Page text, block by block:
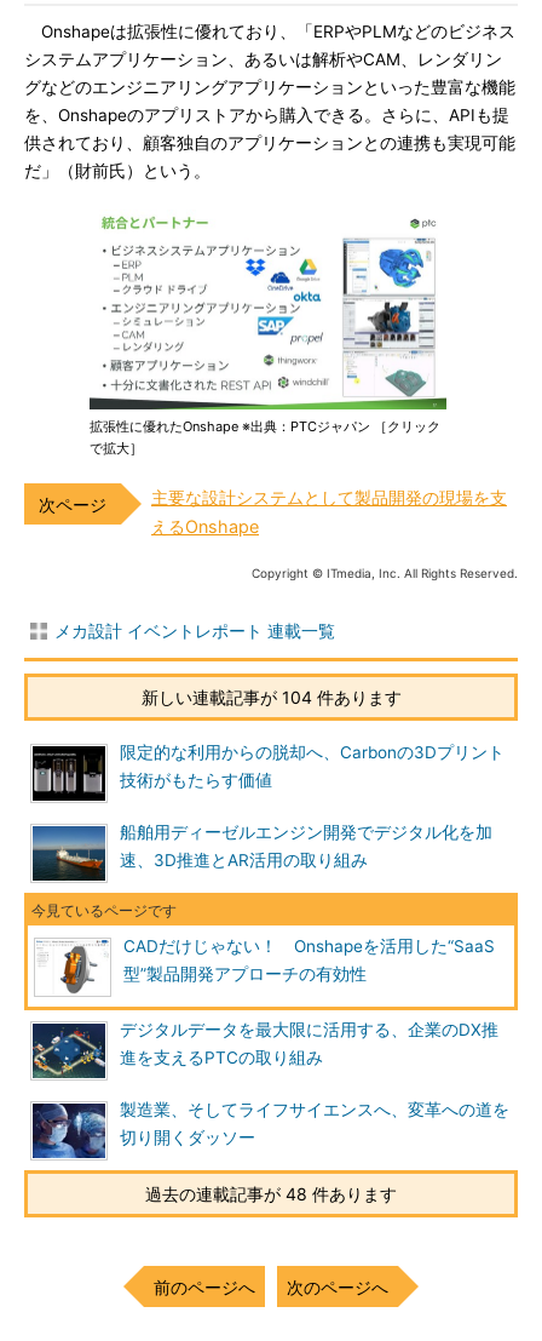
Onshapeは拡張性に優れており、「ERPやPLMなどのビジネス
システムアプリケーション、あるいは解析やCAM、レンダリン
グなどのエンジニアリングアプリケーションといった豊富な機能
を、Onshapeのアプリストアから購入できる。さらに、APIも提
供されており、顧客独自のアプリケーションとの連携も実現可能
だ」（財前氏）という。
拡張性に優れたOnshape ※出典：PTCジャパン ［クリック
で拡大］
主要な設計システムとして製品開発の現場を支
えるOnshape
Copyright © ITmedia, Inc. All Rights Reserved.
メカ設計 イベントレポート 連載一覧
新しい連載記事が 104 件あります
限定的な利用からの脱却へ、Carbonの3Dプリント
技術がもたらす価値
船舶用ディーゼルエンジン開発でデジタル化を加
速、3D推進とAR活用の取り組み
CADだけじゃない！ Onshapeを活用した“SaaS
型”製品開発アプローチの有効性
デジタルデータを最大限に活用する、企業のDX推
進を支えるPTCの取り組み
製造業、そしてライフサイエンスへ、変革への道を
切り開くダッソー
過去の連載記事が 48 件あります
前のページへ 次のページへ